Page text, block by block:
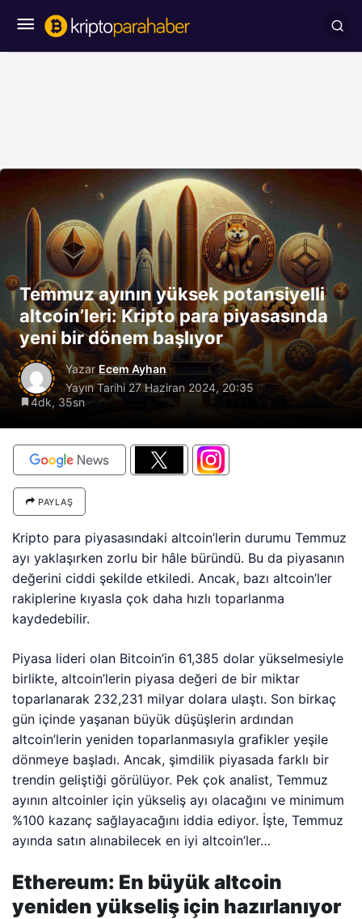
Temmuz ayının yüksek potansiyelli
altcoin’leri: Kripto para piyasasında
yeni bir dönem başlıyor
Yazar Ecem Ayhan
Yayın Tarihi27 Haziran 2024, 20:35
4dk, 35sn
PAYLAŞ
Kripto para piyasasındaki altcoin’lerin durumu Temmuz
ayı yaklaşırken zorlu bir hâle büründü. Bu da piyasanın
değerini ciddi şekilde etkiledi. Ancak, bazı altcoin’ler
rakiplerine kıyasla çok daha hızlı toparlanma
kaydedebilir.
Piyasa lideri olan Bitcoin’in 61,385 dolar yükselmesiyle
birlikte, altcoin’lerin piyasa değeri de bir miktar
toparlanarak 232,231 milyar dolara ulaştı. Son birkaç
gün içinde yaşanan büyük düşüşlerin ardından
altcoin’lerin yeniden toparlanmasıyla grafikler yeşile
dönmeye başladı. Ancak, şimdilik piyasada farklı bir
trendin geliştiği görülüyor. Pek çok analist, Temmuz
ayının altcoinler için yükseliş ayı olacağını ve minimum
%100 kazanç sağlayacağını iddia ediyor. İşte, Temmuz
ayında satın alınabilecek en iyi altcoin’ler…
Ethereum: En büyük altcoin
yeniden yükseliş için hazırlanıyor